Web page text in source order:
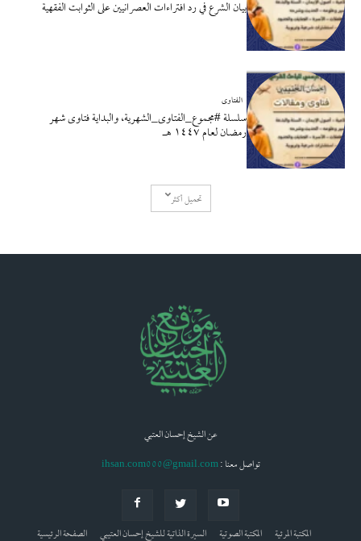
بيان الشرع في رد افتراءات العصرانيين على الثوابت الفقهية
الفتاوى
سلسلة #مجموع_الفتاوى_الشهرية، والبداية فتاوى شهر
رمضان لعام ١٤٤٧ هـ
تحميل أكثر
عن الشيخ إحسان العتبي
ihsan.com000@gmail.com : تواصل معنا
الصفحة الرئيسية السيرة الذاتية للشيخ إحسان العتيبي المكتبة الصوتية المكتبة المرئية